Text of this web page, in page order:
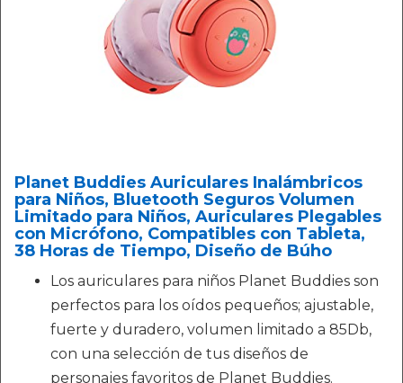
Planet Buddies Auriculares Inalámbricos
para Niños, Bluetooth Seguros Volumen
Limitado para Niños, Auriculares Plegables
con Micrófono, Compatibles con Tableta,
38 Horas de Tiempo, Diseño de Búho
Los auriculares para niños Planet Buddies son
perfectos para los oídos pequeños; ajustable,
fuerte y duradero, volumen limitado a 85Db,
con una selección de tus diseños de
personajes favoritos de Planet Buddies.